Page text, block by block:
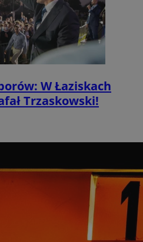
W Łaziskach
Trzaskowski!